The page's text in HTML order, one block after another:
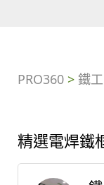
PRO360> 鐵工
精選電焊鐵